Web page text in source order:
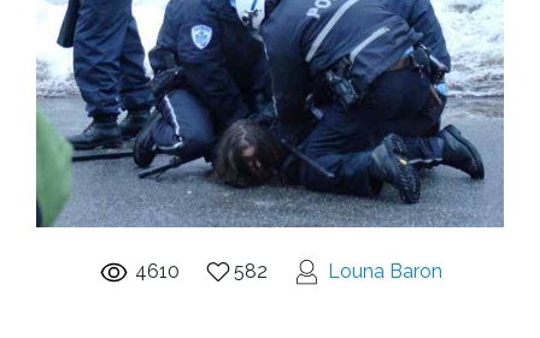
4610 582 Louna Baron